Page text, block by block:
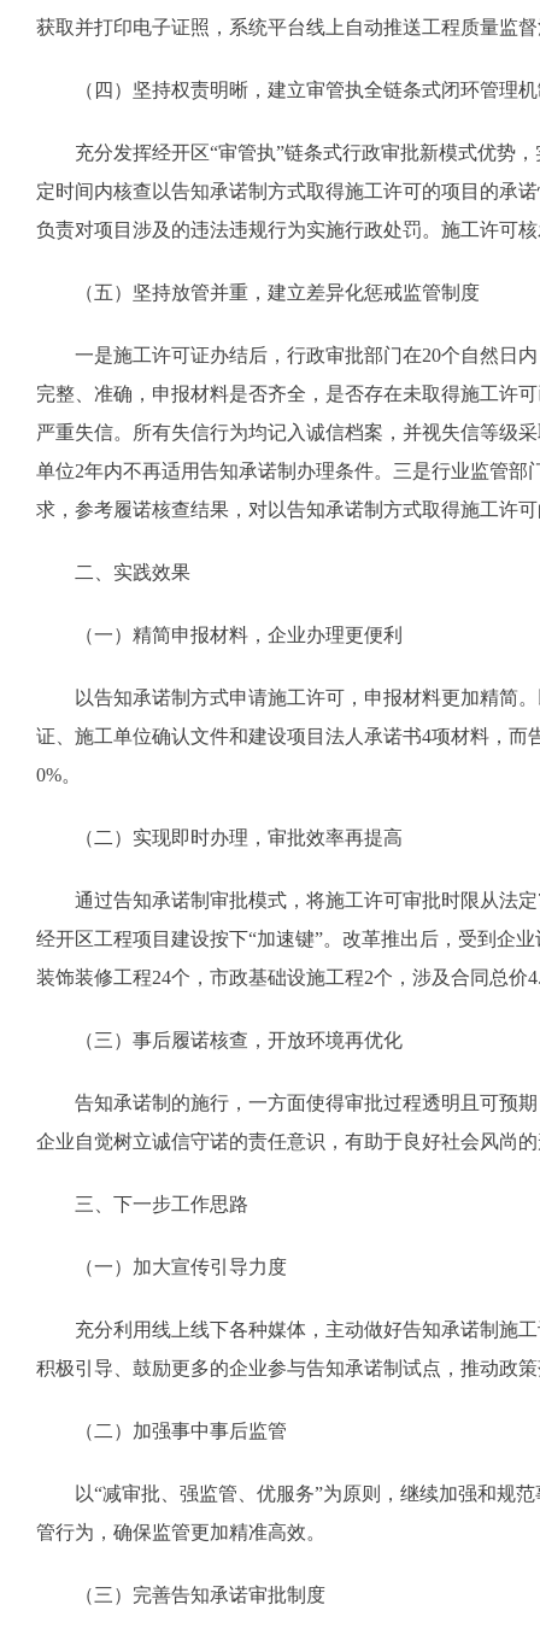
获取并打印电子证照，系统平台线上自动推送工程质量监
（四）坚持权责明晰，建立审管执全链条式闭环管理
充分发挥经开区“审管执”链条式行政审批新模式优势
定时间内核查以告知承诺制方式取得施工许可的项目的承
负责对项目涉及的违法违规行为实施行政处罚。施工许可
（五）坚持放管并重，建立差异化惩戒监管制度
一是施工许可证办结后，行政审批部门在20个自然日
完整、准确，申报材料是否齐全，是否存在未取得施工许
严重失信。所有失信行为均记入诚信档案，并视失信等级
单位2年内不再适用告知承诺制办理条件。三是行业监管
求，参考履诺核查结果，对以告知承诺制方式取得施工许
二、实践效果
（一）精简申报材料，企业办理更便利
以告知承诺制方式申请施工许可，申报材料更加精简
证、施工单位确认文件和建设项目法人承诺书4项材料，
0%。
（二）实现即时办理，审批效率再提高
通过告知承诺制审批模式，将施工许可审批时限从法
经开区工程项目建设按下“加速键”。改革推出后，受到企
装饰装修工程24个，市政基础设施工程2个，涉及合同总价
（三）事后履诺核查，开放环境再优化
告知承诺制的施行，一方面使得审批过程透明且可预
企业自觉树立诚信守诺的责任意识，有助于良好社会风尚
三、下一步工作思路
（一）加大宣传引导力度
充分利用线上线下各种媒体，主动做好告知承诺制施
积极引导、鼓励更多的企业参与告知承诺制试点，推动政
（二）加强事中事后监管
以“减审批、强监管、优服务”为原则，继续加强和规
管行为，确保监管更加精准高效。
（三）完善告知承诺审批制度